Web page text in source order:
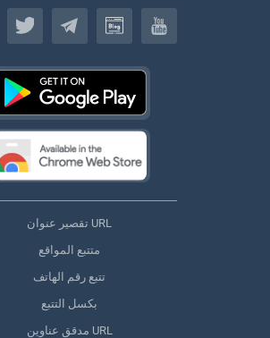
(اللغة العربية)
تقصير عنوان URL
متتبع المواقع
تتبع رقم الهاتف
بكسل التتبع
مدقق عناوين URL